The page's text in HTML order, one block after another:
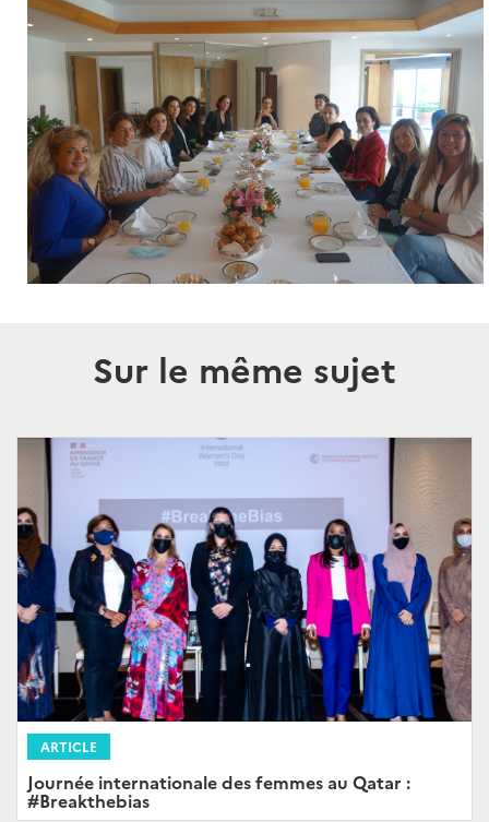
Sur le même sujet
ARTICLE
Journée internationale des femmes au Qatar :
#Breakthebias